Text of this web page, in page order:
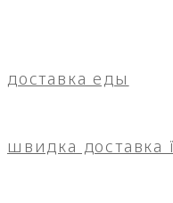
доставка еды
швидка доставка